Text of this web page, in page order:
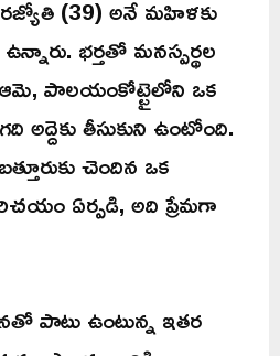
(39) అనే మహిళకు
భర్తతో మనస్పర్థల
పాలయంకోట్టైలోని ఒక
అద్దెకు తీసుకుని ఉంటోంది.
చెందిన ఒక
ఏర్పడి, అది ప్రేమగా
పాటు ఉంటున్న ఇతర